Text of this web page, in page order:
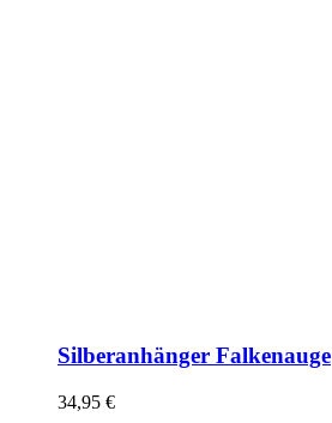
Silberanhänger Falkenauge
34,95 €